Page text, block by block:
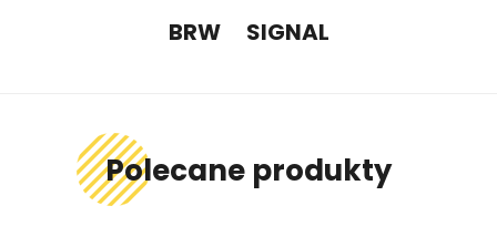
BRW SIGNAL
Polecane produkty